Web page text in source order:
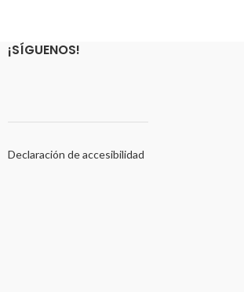
¡SÍGUENOS!
Declaración de accesibilidad